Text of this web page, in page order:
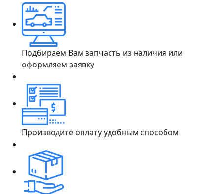
Подбираем Вам запчасть из наличия или
оформляем заявку
Производите оплату удобным способом